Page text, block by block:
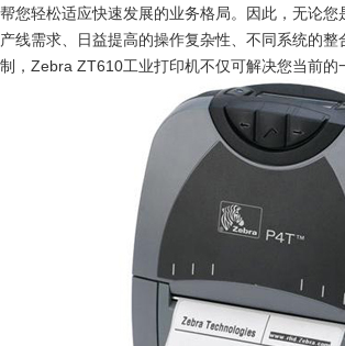
帮您轻松适应快速发展的业务格局。因此，无论您
产线需求、日益提高的操作复杂性、不同系统的整
制，Zebra ZT610工业打印机不仅可解决您当前的